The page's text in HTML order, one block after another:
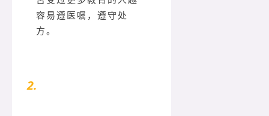
容易遵医嘱，遵守处
方。
2.